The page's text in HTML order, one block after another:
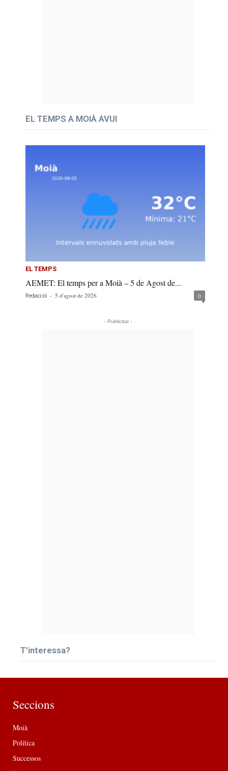
EL TEMPS A MOIÀ AVUI
EL TEMPS
AEMET: El temps per a Moià – 5 de Agost de...
Redacció - 5 d'agost de 2026 0
- Publicitat -
T’interessa?
Seccions
Moià
Política
Successos